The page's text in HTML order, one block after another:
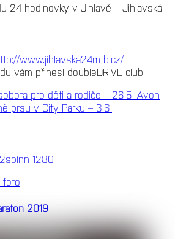
24 hodinovky v Jihlavě – Jihlavská
www.jihlavska24mtb.cz/
vám přinesl doubleDRIVE club
pro děti a rodiče – 26.5. Avon
prsu v City Parku – 3.6.
foto
2019